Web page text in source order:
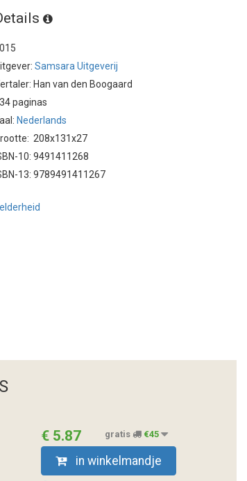
Samsara Uitgeverij
Han van den Boogaard
paginas
Nederlands
208x131x27
10: 9491411268
13: 9789491411267
€ 5.87 gratis €45
in winkelmandje